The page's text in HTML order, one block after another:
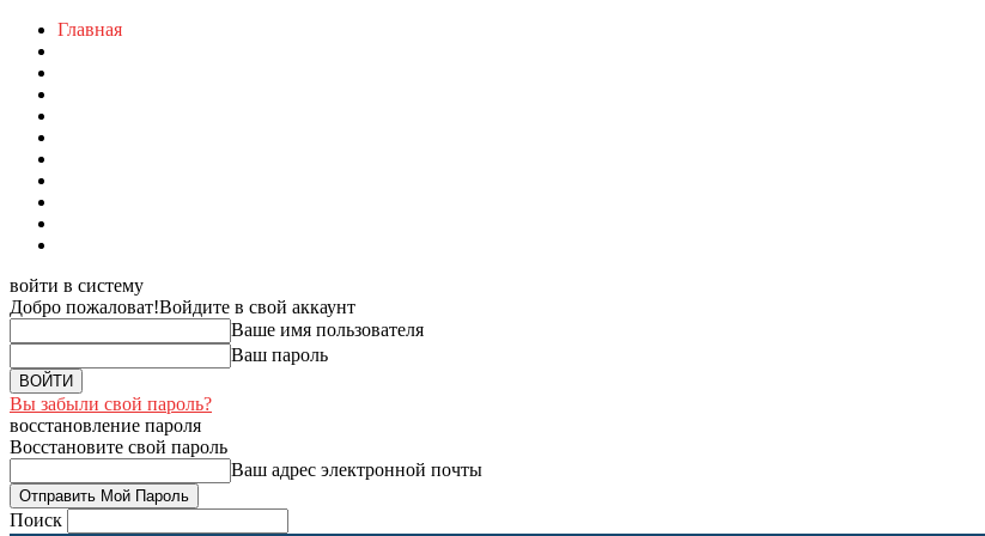
Главная
войти в систему
Добро пожаловат!Войдите в свой аккаунт
Ваше имя пользователя
Ваш пароль
Вы забыли свой пароль?
восстановление пароля
Восстановите свой пароль
Ваш адрес электронной почты
Поиск